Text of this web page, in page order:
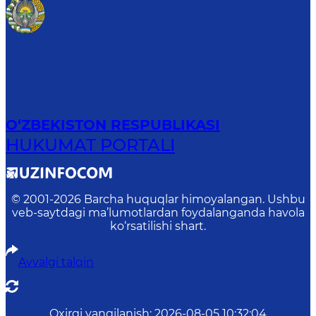
O‘ZBEKISTON RESPUBLIKASI
HUKUMAT PORTALI
© 2001-2026 Barcha huquqlar himoyalangan. Ushbu
veb-saytdagi ma’lumotlardan foydalanganda havola
ko‘rsatilishi shart.
Avvalgi talqin